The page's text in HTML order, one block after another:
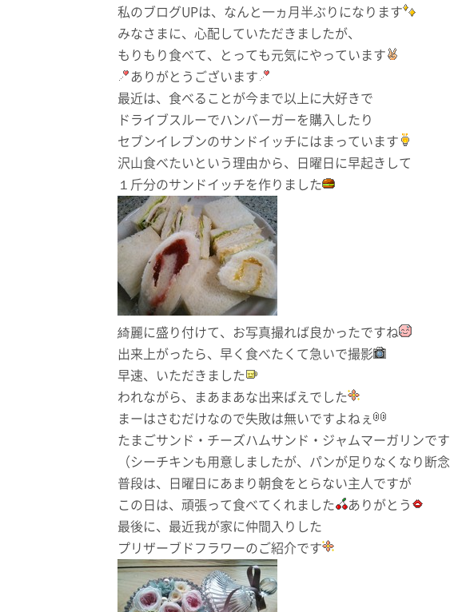
私のブログUPは、なんと一ヵ月半ぶりになります
みなさまに、心配していただきましたが、
もりもり食べて、とっても元気にやっています
ありがとうございます
最近は、食べることが今まで以上に大好きで
ドライブスルーでハンバーガーを購入したり
セブンイレブンのサンドイッチにはまっています
沢山食べたいという理由から、日曜日に早起きして
１斤分のサンドイッチを作りました
綺麗に盛り付けて、お写真撮れば良かったですね
出来上がったら、早く食べたくて急いで撮影
早速、いただきました
われながら、まあまあな出来ばえでした
まーはさむだけなので失敗は無いですよねぇ
たまごサンド・チーズハムサンド・ジャムマーガリンです
（シーチキンも用意しましたが、パンが足りなくなり断念
普段は、日曜日にあまり朝食をとらない主人ですが
この日は、頑張って食べてくれました
ありがとう
最後に、最近我が家に仲間入りした
プリザーブドフラワーのご紹介です